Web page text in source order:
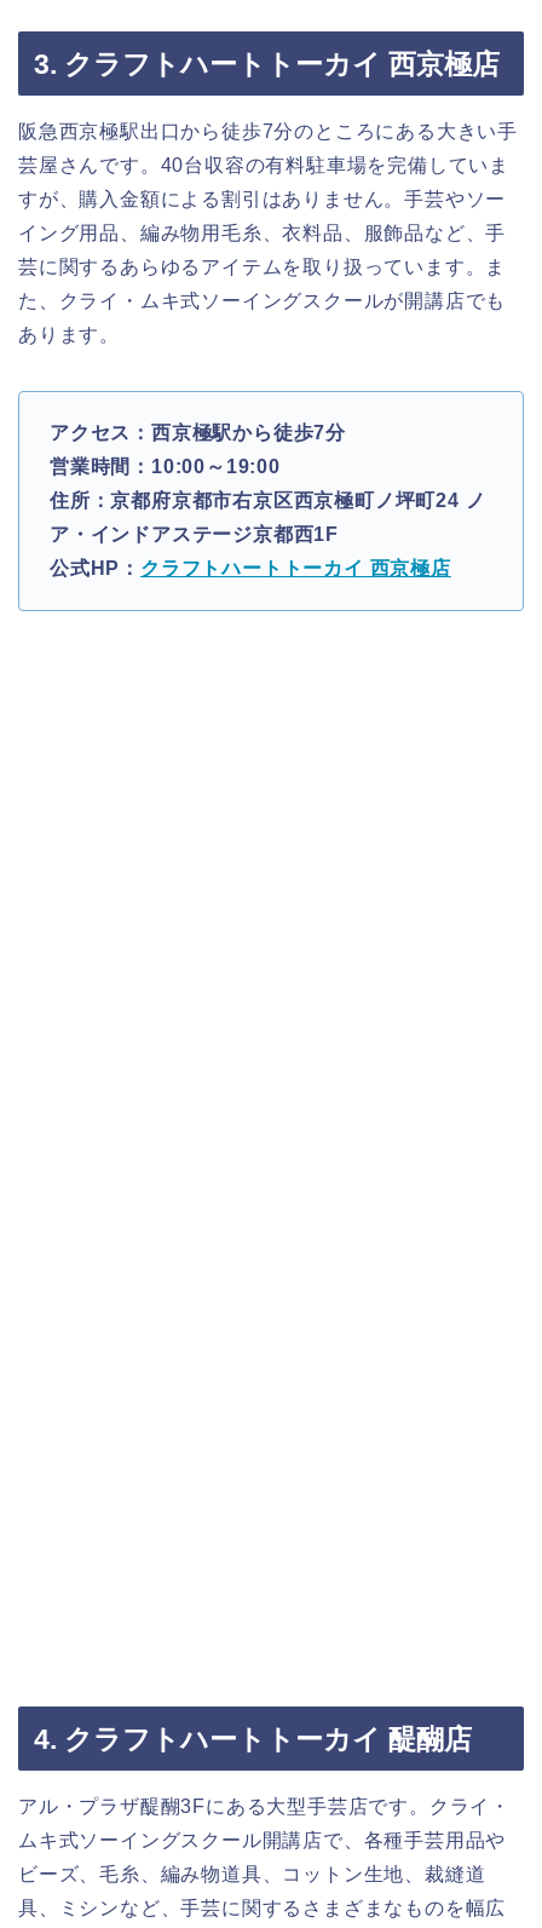
3. クラフトハートトーカイ 西京極店
阪急西京極駅出口から徒歩7分のところにある大きい手
芸屋さんです。40台収容の有料駐車場を完備していま
すが、購入金額による割引はありません。手芸やソー
イング用品、編み物用毛糸、衣料品、服飾品など、手
芸に関するあらゆるアイテムを取り扱っています。ま
た、クライ・ムキ式ソーイングスクールが開講店でも
あります。
アクセス：西京極駅から徒歩7分
営業時間：10:00～19:00
住所：京都府京都市右京区西京極町ノ坪町24 ノ
ア・インドアステージ京都西1F
公式HP： クラフトハートトーカイ 西京極店
4. クラフトハートトーカイ 醍醐店
アル・プラザ醍醐3Fにある大型手芸店です。クライ・
ムキ式ソーイングスクール開講店で、各種手芸用品や
ビーズ、毛糸、編み物道具、コットン生地、裁縫道
具、ミシンなど、手芸に関するさまざまなものを幅広